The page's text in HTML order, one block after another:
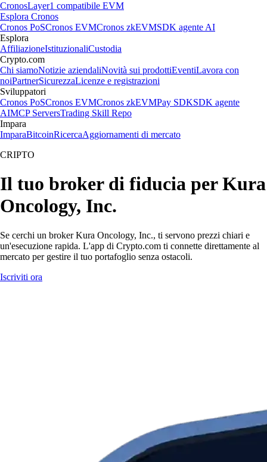
CronosLayer1 compatibile EVM
Esplora Cronos
Cronos PoSCronos EVMCronos zkEVMSDK agente AI
Esplora
AffiliazioneIstituzionaliCustodia
Crypto.com
Chi siamoNotizie aziendaliNovità sui prodottiEventiLavora con
noiPartnerSicurezzaLicenze e registrazioni
Sviluppatori
Cronos PoSCronos EVMCronos zkEVMPay SDKSDK agente
AIMCP ServersTrading Skill Repo
Impara
ImparaBitcoinRicercaAggiornamenti di mercato
CRIPTO
Il tuo broker di fiducia per Kura
Oncology, Inc.
Se cerchi un broker Kura Oncology, Inc., ti servono prezzi chiari e
un'esecuzione rapida. L'app di Crypto.com ti connette direttamente al
mercato per gestire il tuo portafoglio senza ostacoli.
Iscriviti ora